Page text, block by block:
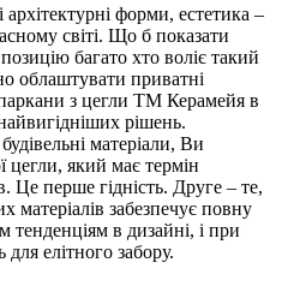
форми, естетика –
світі. Що б показати
багато хто воліє такий
облаштувати приватні
з цегли ТМ Керамейя в
рішень.
матеріали, Ви
цегли, який має термін
Це перше гідність. Друге – те,
матеріалів забезпечує повну
тенденціям в дизайні, і при
елітного забору.